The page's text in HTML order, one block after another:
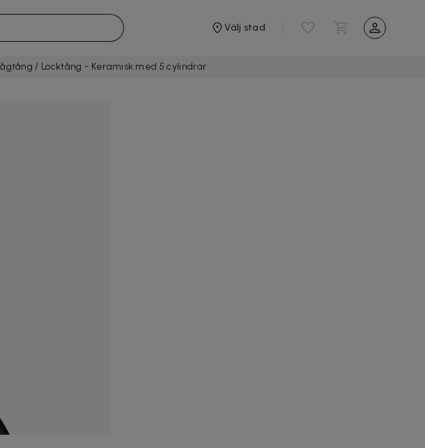
Välj stad
/ Locktång - Keramisk med 5 cylindrar